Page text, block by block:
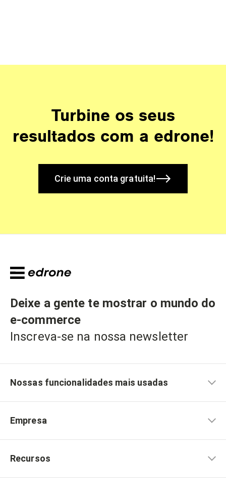
Turbine os seus
resultados com a edrone!
Crie uma conta gratuita!
Deixe a gente te mostrar o mundo do
e-commerce
Inscreva-se na nossa newsletter
Nossas funcionalidades mais usadas
Empresa
Recursos